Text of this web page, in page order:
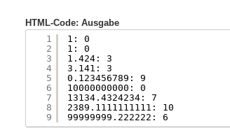
HTML-Code: Ausgabe
1
2
3
4
5
6
7
8
9
1: 0
1: 0
1.424: 3
3.141: 3
0.123456789: 9
10000000000: 0
13134.4324234: 7
2389.1111111111: 10
99999999.222222: 6